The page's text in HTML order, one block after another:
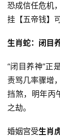
恐成信任危机
挂【五帝钱】
生肖蛇：闭目
“闭目养神”正
责骂几率骤增
挡煞，明年丙
之劫。
婚姻宫受生肖